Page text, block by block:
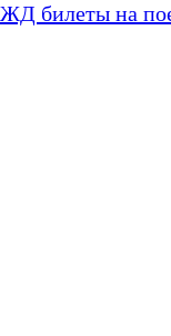
ЖД билеты на